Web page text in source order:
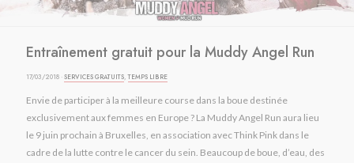
Entraînement gratuit pour la Muddy Angel Run
17/03/2018 ·SERVICES GRATUITS,TEMPS LIBRE
Envie de participer à la meilleure course dans la boue destinée
exclusivement aux femmes en Europe ? La Muddy Angel Run aura lieu
le 9 juin prochain à Bruxelles, en association avec Think Pink dans le
cadre de la lutte contre le cancer du sein. Beaucoup de boue, d’eau, des